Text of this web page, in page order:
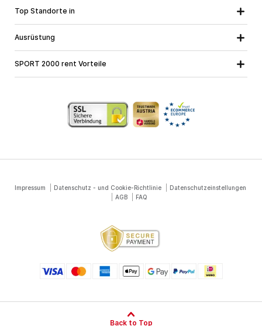
Top Standorte in
Steiermark
Vorarlberg
Ausrüstung
Langlaufausrüstung
SPORT 2000 rent Vorteile
Impressum Datenschutz - und Cookie-Richtlinie
Datenschutzeinstellungen
AGB
FAQ
Back to Top